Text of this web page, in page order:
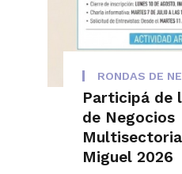
RONDAS DE
Participá de
de Negocios
Miguel 2026